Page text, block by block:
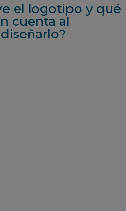
el logotipo y qué
cuenta al